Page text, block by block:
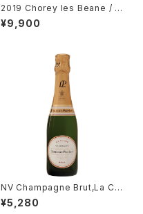
2019 Chorey les Beane / D
m. Tollot Beaut
¥9,900
NV Champagne Brut,La Cu
vee 375ml / Laurent-Perri
er
¥5,280